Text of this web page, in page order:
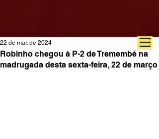
Robinho chegou à P-2 de Tremembé na
madrugada desta sexta-feira, 22 de março
22 de mar. de 2024